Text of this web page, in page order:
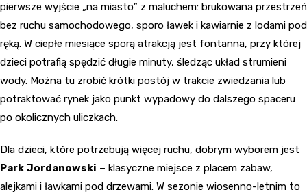
pierwsze wyjście „na miasto” z maluchem: brukowana przestrzeń
bez ruchu samochodowego, sporo ławek i kawiarnie z lodami pod
ręką. W ciepłe miesiące sporą atrakcją jest fontanna, przy której
dzieci potrafią spędzić długie minuty, śledząc układ strumieni
wody. Można tu zrobić krótki postój w trakcie zwiedzania lub
potraktować rynek jako punkt wypadowy do dalszego spaceru
po okolicznych uliczkach.
Dla dzieci, które potrzebują więcej ruchu, dobrym wyborem jest
Park Jordanowski – klasyczne miejsce z placem zabaw,
alejkami i ławkami pod drzewami. W sezonie wiosenno-letnim to